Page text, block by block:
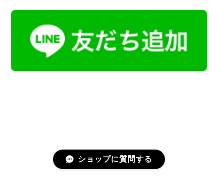
ショップに質問する